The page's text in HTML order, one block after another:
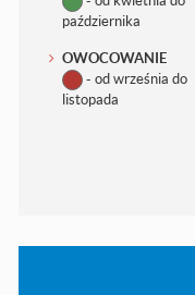
października
OWOCOWANIE
- od września do
listopada